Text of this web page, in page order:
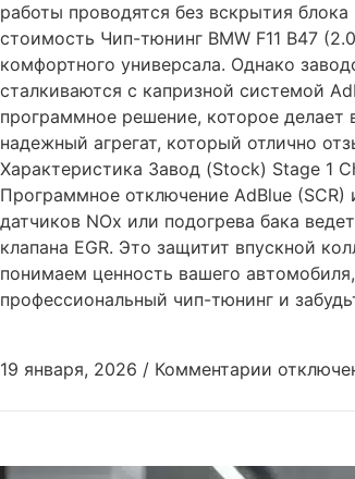
работы проводятся без вскрытия
стоимость Чип-тюнинг BMW F11 B47
комфортного универсала. Однако
сталкиваются с капризной системой
программное решение, которое
надежный агрегат, который отлично
Характеристика Завод (Stock) Stage
Программное отключение AdBlue
датчиков NOx или подогрева бака
клапана EGR. Это защитит впускной
понимаем ценность вашего
профессиональный чип-тюнинг и
19 января, 2026 / Комментарии